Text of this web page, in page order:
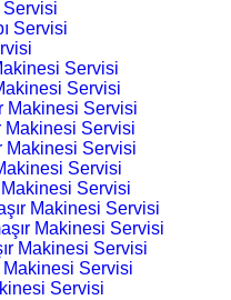
Servisi
Servisi
Servisi
Servisi
Makinesi Servisi
Makinesi Servisi
Makinesi Servisi
Servisi
Servisi
Makinesi Servisi
Makinesi Servisi
Makinesi Servisi
Makinesi Servisi
Servisi